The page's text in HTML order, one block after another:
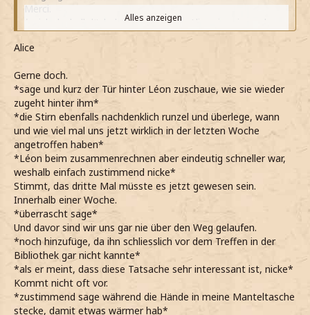
Merci.
*mich deshalb lächelnd bedanke, als Alice sie mir rasch
wieder öffnet, als sie mich sieht*
*zu ihr hinaus ins Freie trete und den Reißverschluss
*nachdenklich die Stirn in Falten lege und im Kopf
nachrechne*
Das dritte Mal, denke ich. Einmal in der Bibliothek, einmal
vor zwei Tagen am See und jetzt hier am Wohnheim.
*an den Fingern aufzähle und das schon etwas
verwunderlich finde*
Die Wahrscheinlichkeit für solch einen Zufall ist
rechnerisch sehr gering und trotzdem ist sie eingetreten.
Das ist eine sehr interessante Tatsache.
*noch hinzufüge und die Brauen leicht zusammenziehe*
*wir uns schließlich vorher noch nie bewusst über den Weg
gelaufen sind*
Oui, auch ich möchte ich ins Schloss. Ich habe seit der
Rückkehr ins Wohnheim nicht sonderlich auf das Auffüllen
des Inhalts meines Kühlschranks geachtet. Die Zeit im
Schloss hat mich dahingehend sehr nachlässig werden
lassen, wo doch jede Mahlzeit in der Großen Halle
Alles anzeigen
Alice
Gerne doch.
*sage und kurz der Tür hinter Léon zuschaue, wie sie wieder
zugeht hinter ihm*
*die Stirn ebenfalls nachdenklich runzel und überlege, wann
und wie viel mal uns jetzt wirklich in der letzten Woche
angetroffen haben*
*Léon beim zusammenrechnen aber eindeutig schneller war,
weshalb einfach zustimmend nicke*
Stimmt, das dritte Mal müsste es jetzt gewesen sein.
Innerhalb einer Woche.
*überrascht sage*
Und davor sind wir uns gar nie über den Weg gelaufen.
*noch hinzufüge, da ihn schliesslich vor dem Treffen in der
Bibliothek gar nicht kannte*
*als er meint, dass diese Tatsache sehr interessant ist, nicke*
Kommt nicht oft vor.
*zustimmend sage während die Hände in meine Manteltasche
stecke, damit etwas wärmer hab*